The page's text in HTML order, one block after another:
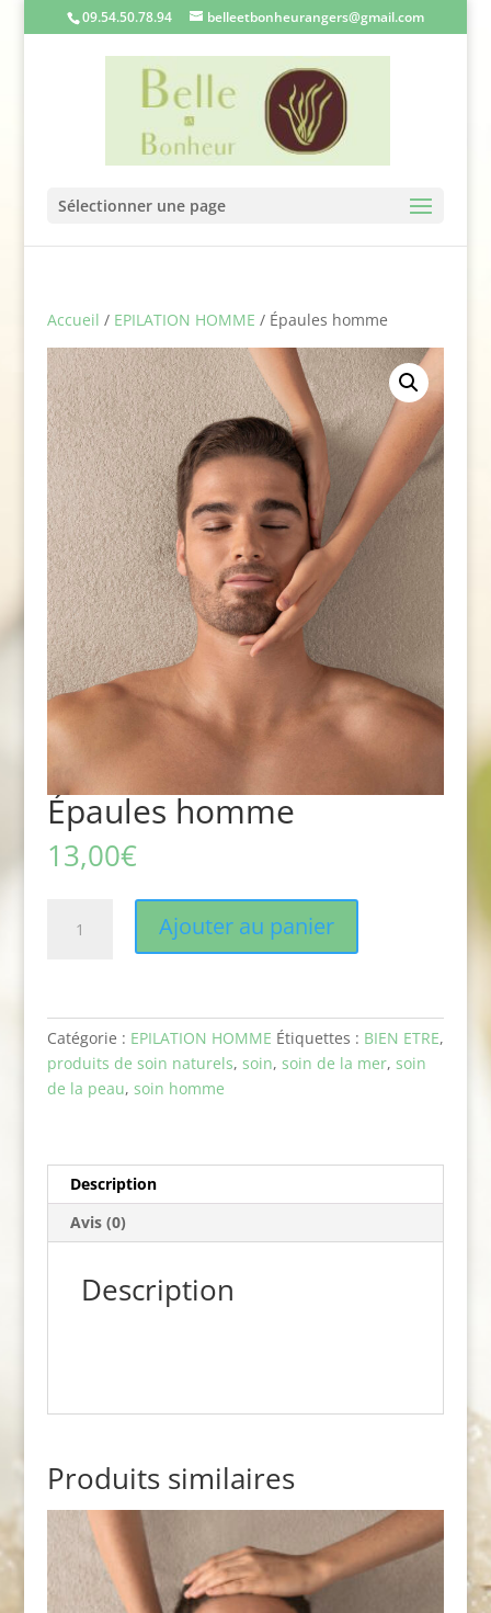
09.54.50.78.94 belleetbonheurangers@gmail.com
Sélectionner une page
Accueil / EPILATION HOMME / Épaules homme
Épaules homme
13,00€
Ajouter au panier
Catégorie : EPILATION HOMME Étiquettes : BIEN ETRE,
produits de soin naturels, soin, soin de la mer, soin
de la peau, soin homme
Description
Avis (0)
Description
Produits similaires